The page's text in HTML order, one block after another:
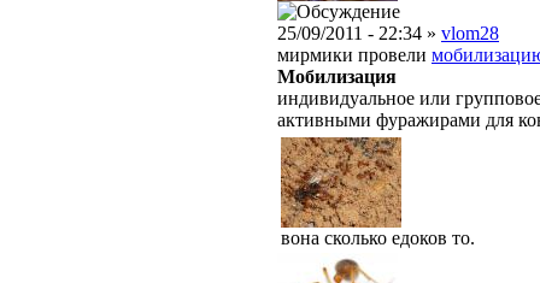
25/09/2011 - 22:34 » vlom28
мирмики провели
Мобилизация
индивидуальное или
активными фуражирами для
вона сколько едоков то.